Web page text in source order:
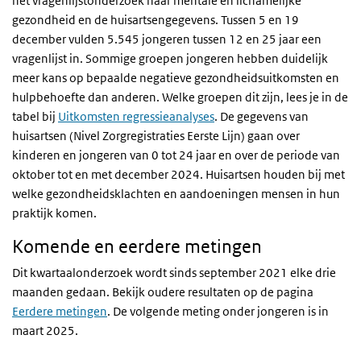
gezondheid en de huisartsengegevens. Tussen 5 en 19
december vulden 5.545 jongeren tussen 12 en 25 jaar een
vragenlijst in. Sommige groepen jongeren hebben duidelijk
meer kans op bepaalde negatieve gezondheidsuitkomsten en
hulpbehoefte dan anderen. Welke groepen dit zijn, lees je in de
tabel bij Uitkomsten regressieanalyses. De gegevens van
huisartsen (Nivel Zorgregistraties Eerste Lijn) gaan over
kinderen en jongeren van 0 tot 24 jaar en over de periode van
oktober tot en met december 2024. Huisartsen houden bij met
welke gezondheidsklachten en aandoeningen mensen in hun
praktijk komen.
Komende en eerdere metingen
Dit kwartaalonderzoek wordt sinds september 2021 elke drie
maanden gedaan. Bekijk oudere resultaten op de pagina
Eerdere metingen. De volgende meting onder jongeren is in
maart 2025.